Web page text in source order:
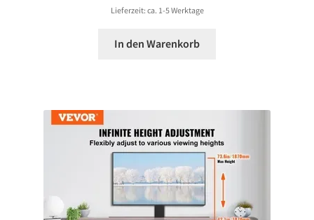
Lieferzeit: ca. 1-5 Werktage
In den Warenkorb